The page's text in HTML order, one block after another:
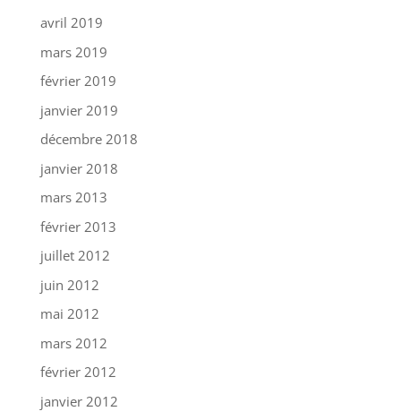
avril 2019
mars 2019
février 2019
janvier 2019
décembre 2018
janvier 2018
mars 2013
février 2013
juillet 2012
juin 2012
mai 2012
mars 2012
février 2012
janvier 2012